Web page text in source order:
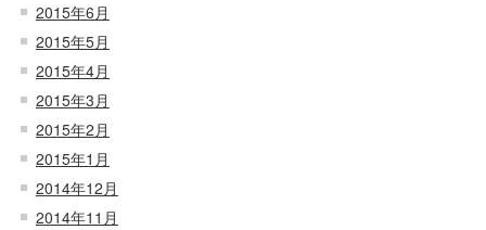
2015年6月
2015年5月
2015年4月
2015年3月
2015年2月
2015年1月
2014年12月
2014年11月